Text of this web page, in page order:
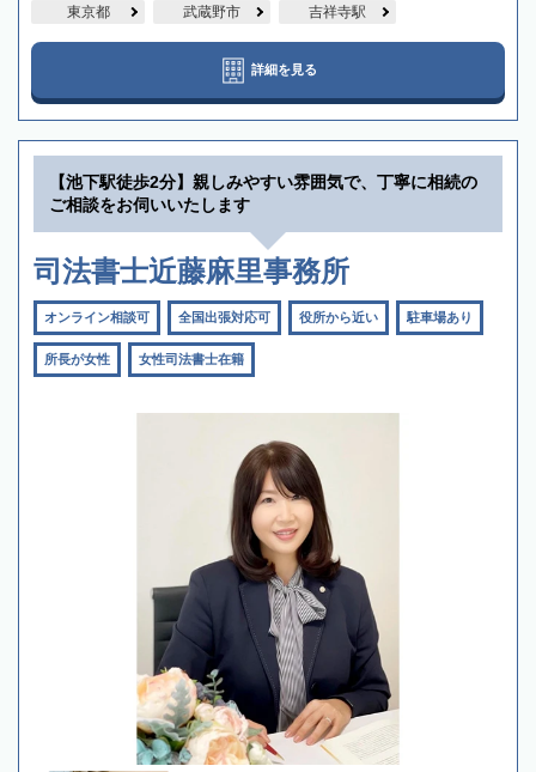
東京都 武蔵野市 吉祥寺駅
詳細を見る
【池下駅徒歩2分】親しみやすい雰囲気で、丁寧に相続の
ご相談をお伺いいたします
司法書士近藤麻里事務所
オンライン相談可 全国出張対応可 役所から近い 駐車場あり
所長が女性 女性司法書士在籍